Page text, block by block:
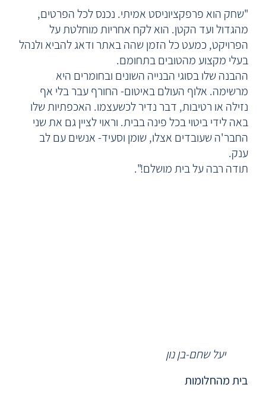
יעל שחם-בן נון
"שחק הוא פרפקציוניסט אמיתי. נכנס לכל הפרטים,
מהגדול ועד הקטן. הוא לקח אחריות מוחלטת על
הפרויקט, כמעט כל הזמן שהה באתר ודאג להביא ולנהל
בעלי מקצוע מהטובים בתחומם.
ההבנה שלו בסוגי הבנייה השונים ובחומרים היא
מרשימה. אלוף העולם באיטום- החורף עבר בלי אף
נזילה או רטיבות, דבר נדיר לכשעצמו. האכפתיות שלו
באה לידי ביטוי בכל פינה בבית. וראוי לציין גם את שני
החבר'ה שעובדים אצלו, שומן וסעיד- אנשים עם לב
ענק.
תודה רבה על בית מושלם!".
בית מהחלומות